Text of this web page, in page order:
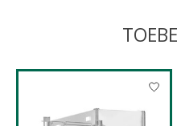
Items van productcarrousel